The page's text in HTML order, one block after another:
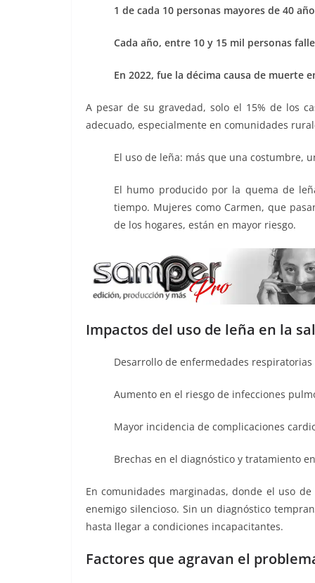
1 de cada 10 personas mayores de 40
Cada año, entre 10 y 15 mil personas
En 2022, fue la décima causa de muerte
A pesar de su gravedad, solo el 15% de los
adecuado, especialmente en comunidades
El uso de leña: más que una costumbre,
El humo producido por la quema de
tiempo. Mujeres como Carmen, que
de los hogares, están en mayor riesgo.
Impactos del uso de leña en la
Desarrollo de enfermedades respiratorias
Aumento en el riesgo de infecciones
Mayor incidencia de complicaciones
Brechas en el diagnóstico y tratamiento
En comunidades marginadas, donde el uso
enemigo silencioso. Sin un diagnóstico
hasta llegar a condiciones incapacitantes.
Factores que agravan el